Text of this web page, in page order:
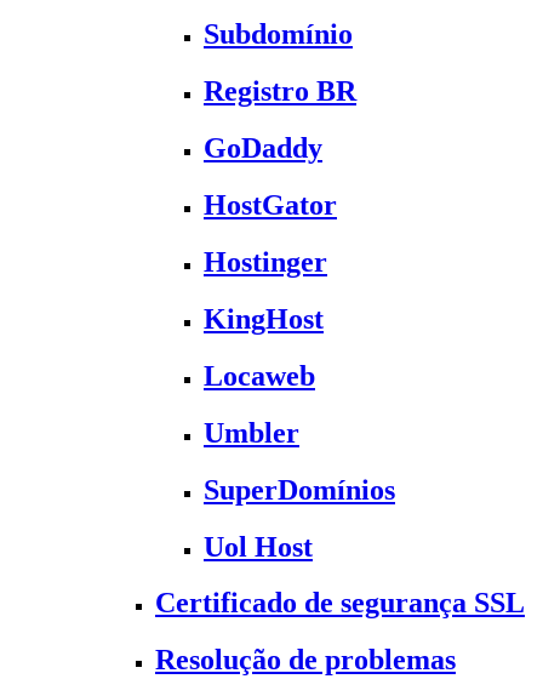
Subdomínio
Registro BR
GoDaddy
HostGator
Hostinger
KingHost
Locaweb
Umbler
SuperDomínios
Uol Host
Certificado de segurança SSL
Resolução de problemas